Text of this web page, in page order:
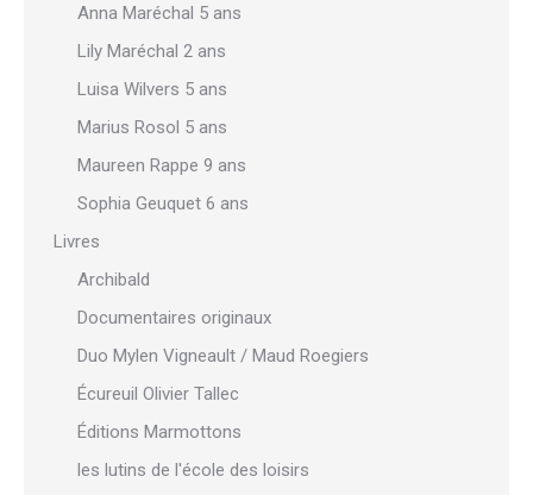
Anna Maréchal 5 ans
Lily Maréchal 2 ans
Luisa Wilvers 5 ans
Marius Rosol 5 ans
Maureen Rappe 9 ans
Sophia Geuquet 6 ans
Livres
Archibald
Documentaires originaux
Duo Mylen Vigneault / Maud Roegiers
Écureuil Olivier Tallec
Éditions Marmottons
les lutins de l'école des loisirs